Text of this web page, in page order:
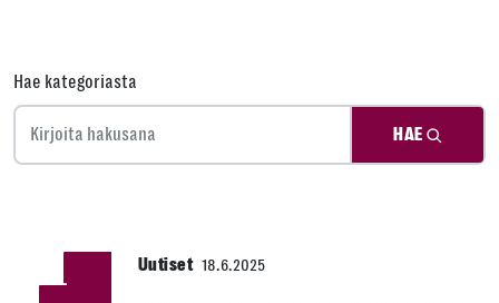
Hae kategoriasta
HAE
Uutiset 18.6.2025